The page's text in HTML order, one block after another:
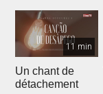
11 min
Un chant de
détachement